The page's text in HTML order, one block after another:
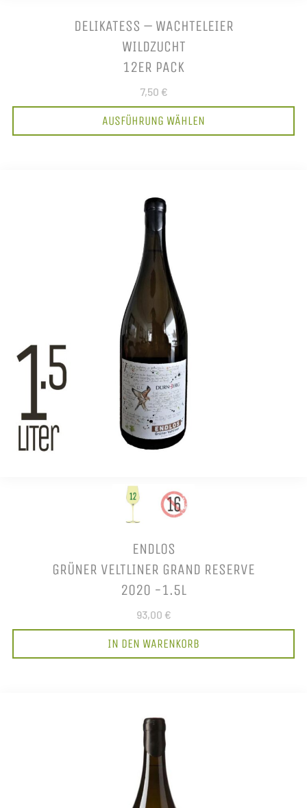
DELIKATESS – WACHTELEIER
WILDZUCHT
12ER PACK
7,50 €
AUSFÜHRUNG WÄHLEN
ENDLOS
GRÜNER VELTLINER GRAND RESERVE
2020 -1.5L
93,00 €
IN DEN WARENKORB